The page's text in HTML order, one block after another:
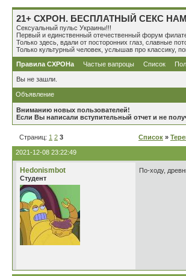
21+ СХРОН. БЕСПЛАТНЫЙ СЕКС НАМ
Сексуальный пульс Украины!!!
Первый и единственный отечественный форум
Только здесь, вдали от посторонних глаз, славные
Только культурный человек, услышав про классику,
Правила СХРОНа
Частые вапроцы Список
Вы не зашли.
Объявление
Вниманию новых пользователей!
Если Вы написали вступительный отчет и не
Страниц: 1 2 3 Список »
2021-12-08 23:22:49
Hedonismbot
Студент
По-ходу,